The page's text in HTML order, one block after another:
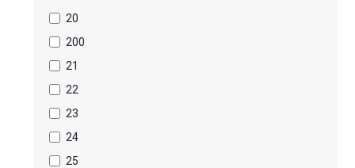
20
200
21
22
23
24
25